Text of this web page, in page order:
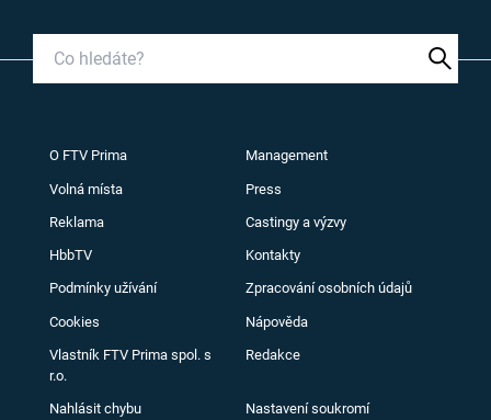
O FTV Prima Management
Volná místa Press
Reklama Castingy a výzvy
HbbTV Kontakty
Podmínky užívání Zpracování osobních údajů
Cookies Nápověda
Vlastník FTV Prima spol. s
r.o.
Redakce
Nahlásit chybu Nastavení soukromí